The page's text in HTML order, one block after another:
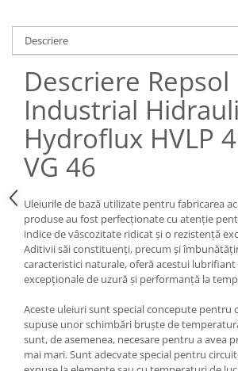
Descriere
Descriere Repsol
Industrial
Hydroflux HVLP
VG 46
Uleiurile de bază utilizate pentru fabricarea
produse au fost perfecționate cu atenție
indice de vâscozitate ridicat și o rezistență
Aditivii săi constituenți, precum și
caracteristici naturale, oferă acestui
excepționale de uzură și performanță la
Aceste uleiuri sunt special concepute pentru
supuse unor schimbări bruște de
sunt, de asemenea, necesare pentru a avea
mai mari. Sunt adecvate special pentru